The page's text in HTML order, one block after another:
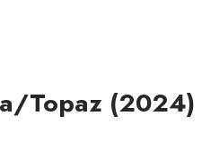
Topaz (2024)